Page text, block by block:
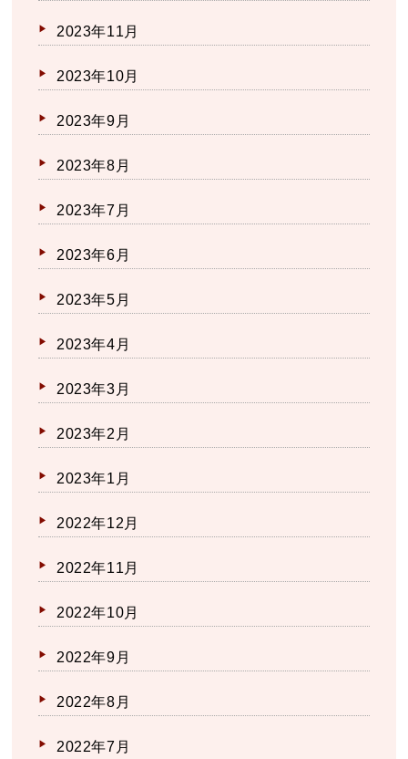
2023年11月
2023年10月
2023年9月
2023年8月
2023年7月
2023年6月
2023年5月
2023年4月
2023年3月
2023年2月
2023年1月
2022年12月
2022年11月
2022年10月
2022年9月
2022年8月
2022年7月